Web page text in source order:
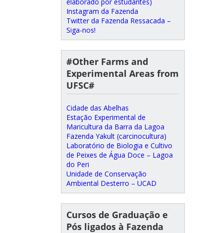
Instagram da Fazenda
Twitter da Fazenda Ressacada –
Siga-nos!
#Other Farms and
Experimental Areas from
UFSC#
Cidade das Abelhas
Estação Experimental de
Maricultura da Barra da Lagoa
Fazenda Yakult (carcinocultura)
Laboratório de Biologia e Cultivo
de Peixes de Água Doce – Lagoa
do Peri
Unidade de Conservação
Ambiental Desterro – UCAD
Cursos de Graduação e
Pós ligados à Fazenda